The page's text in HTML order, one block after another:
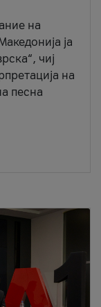
на
ја
чиј
на
песна